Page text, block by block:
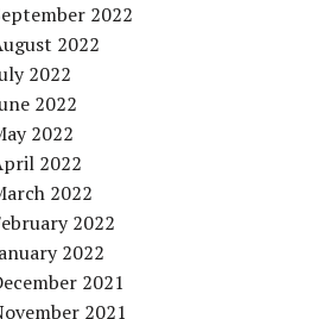
2022
2022
2022
2022
2022
2022
2022
2022
2022
2021
2021